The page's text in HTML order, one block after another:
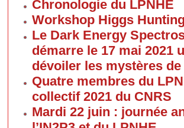
Chronologie du LPNHE
Workshop Higgs
Le Dark Energy
démarre le 17 mai 2021
dévoiler les mystères de
Quatre membres du
collectif 2021 du CNRS
Mardi 22 juin : journée